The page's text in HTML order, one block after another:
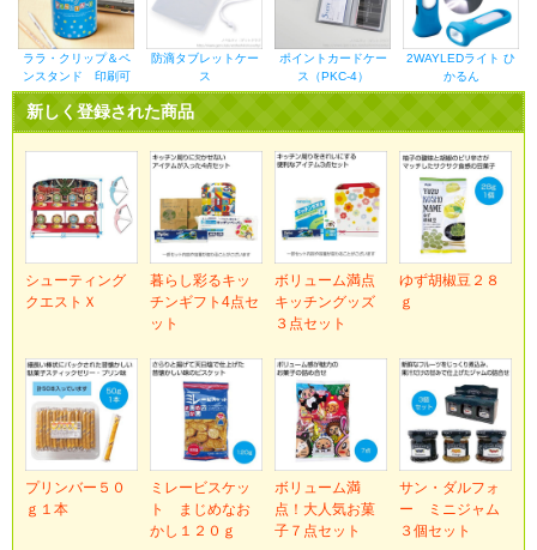
ララ・クリップ＆ペ
ンスタンド 印刷可
防滴タブレットケー
ス
ポイントカードケー
ス（PKC-4）
2WAYLEDライト ひ
かるん
新しく登録された商品
シューティング
クエストＸ
暮らし彩るキッ
チンギフト4点セ
ット
ボリューム満点
キッチングッズ
３点セット
ゆず胡椒豆２８
ｇ
プリンバー５０
ｇ１本
ミレービスケッ
ト まじめなお
かし１２０ｇ
ボリューム満
点！大人気お菓
子７点セット
サン・ダルフォ
ー ミニジャム
３個セット